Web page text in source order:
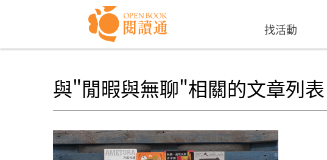
找活動
與"閒暇與無聊"相關的文章列表